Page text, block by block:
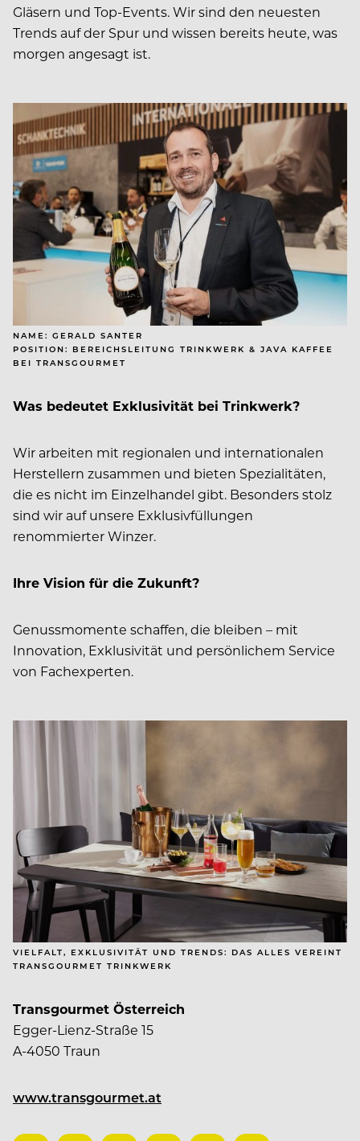
Gläsern und Top-Events. Wir sind den neuesten
Trends auf der Spur und wissen bereits heute, was
morgen angesagt ist.
NAME: GERALD SANTER
POSITION: BEREICHSLEITUNG TRINKWERK & JAVA KAFFEE
BEI TRANSGOURMET
Was bedeutet Exklusivität bei Trinkwerk?
Wir arbeiten mit regionalen und internationalen
Herstellern zusammen und bieten Spezialitäten,
die es nicht im Einzelhandel gibt. Besonders stolz
sind wir auf unsere Exklusivfüllungen
renommierter Winzer.
Ihre Vision für die Zukunft?
Genussmomente schaffen, die bleiben – mit
Innovation, Exklusivität und persönlichem Service
von Fachexperten.
VIELFALT, EXKLUSIVITÄT UND TRENDS: DAS ALLES VEREINT
TRANSGOURMET TRINKWERK
Transgourmet Österreich
Egger-Lienz-Straße 15
A-4050 Traun
www.transgourmet.at